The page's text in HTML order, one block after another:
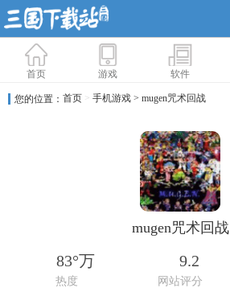
首页 游戏 软件
您的位置： 首页 > 手机游戏 > mugen咒术回战
mugen咒术回战
83°万
热度
9.2
网站评分